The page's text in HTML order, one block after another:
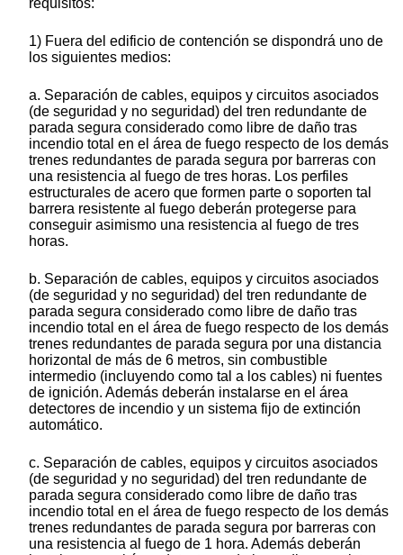
1) Fuera del edificio de contención se dispondrá uno de
los siguientes medios:
a. Separación de cables, equipos y circuitos asociados
(de seguridad y no seguridad) del tren redundante de
parada segura considerado como libre de daño tras
incendio total en el área de fuego respecto de los demás
trenes redundantes de parada segura por barreras con
una resistencia al fuego de tres horas. Los perfiles
estructurales de acero que formen parte o soporten tal
barrera resistente al fuego deberán protegerse para
conseguir asimismo una resistencia al fuego de tres
horas.
b. Separación de cables, equipos y circuitos asociados
(de seguridad y no seguridad) del tren redundante de
parada segura considerado como libre de daño tras
incendio total en el área de fuego respecto de los demás
trenes redundantes de parada segura por una distancia
horizontal de más de 6 metros, sin combustible
intermedio (incluyendo como tal a los cables) ni fuentes
de ignición. Además deberán instalarse en el área
detectores de incendio y un sistema fijo de extinción
automático.
c. Separación de cables, equipos y circuitos asociados
(de seguridad y no seguridad) del tren redundante de
parada segura considerado como libre de daño tras
incendio total en el área de fuego respecto de los demás
trenes redundantes de parada segura por barreras con
una resistencia al fuego de 1 hora. Además deberán